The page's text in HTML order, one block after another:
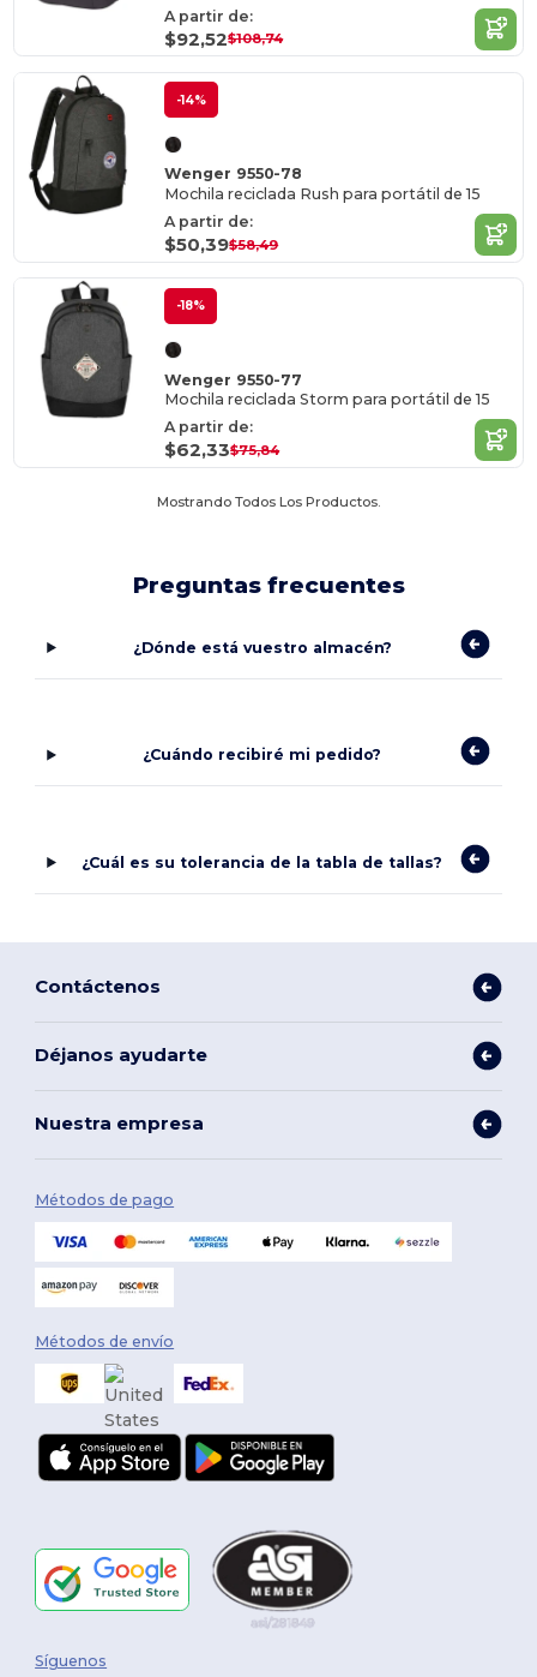
A partir de:
$92,52$108,74
-14%
Wenger 9550-78
Mochila reciclada Rush para portátil de 15
A partir de:
$50,39$58,49
-18%
Wenger 9550-77
Mochila reciclada Storm para portátil de 15
A partir de:
$62,33$75,84
Mostrando Todos Los Productos.
Preguntas frecuentes
¿Dónde está vuestro almacén?
¿Cuándo recibiré mi pedido?
¿Cuál es su tolerancia de la tabla de tallas?
Contáctenos
Déjanos ayudarte
Nuestra empresa
Métodos de pago
Métodos de envío
Síguenos